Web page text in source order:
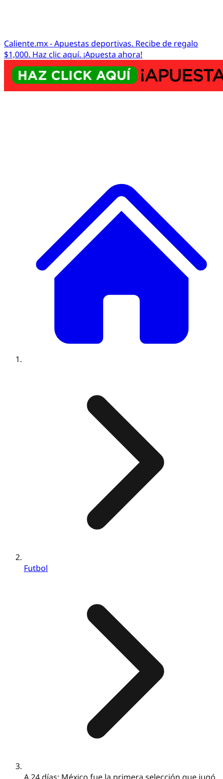
Caliente.mx - Apuestas deportivas. Recibe de regalo
$1,000. Haz clic aquí. ¡Apuesta ahora!
Futbol